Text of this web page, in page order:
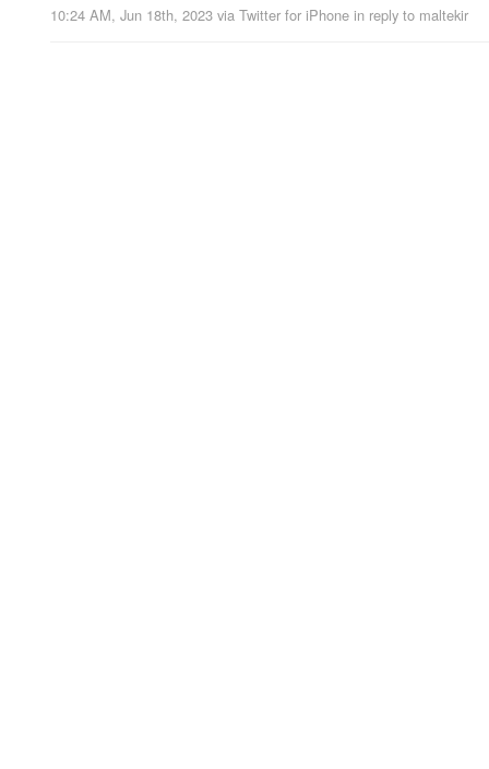
10:24 AM, Jun 18th, 2023 via Twitter for iPhone in reply to maltekir